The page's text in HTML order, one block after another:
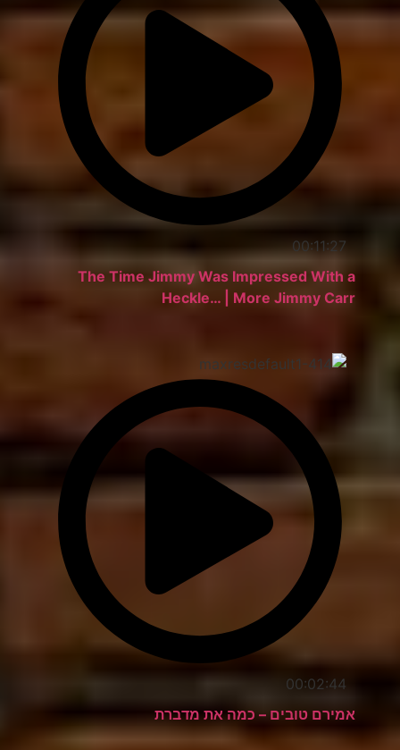
00:11:27
The Time Jimmy Was Impressed With a
Heckle… | More Jimmy Carr
00:02:44
אמירם טובים – כמה את מדברת